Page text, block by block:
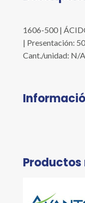
1606-500 |
| Presentación:
Cant./unidad: N/